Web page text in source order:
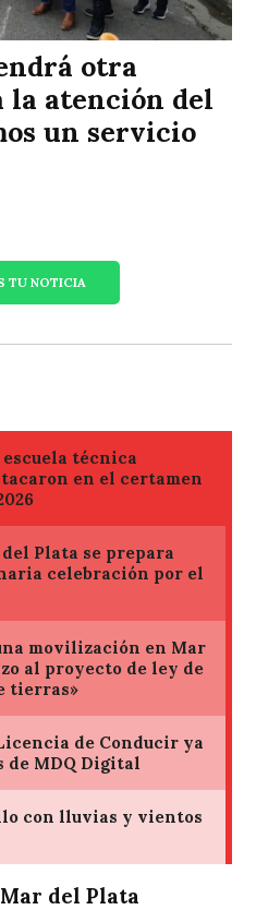
otra
atención del
un servicio
TU NOTICIA
del Plata